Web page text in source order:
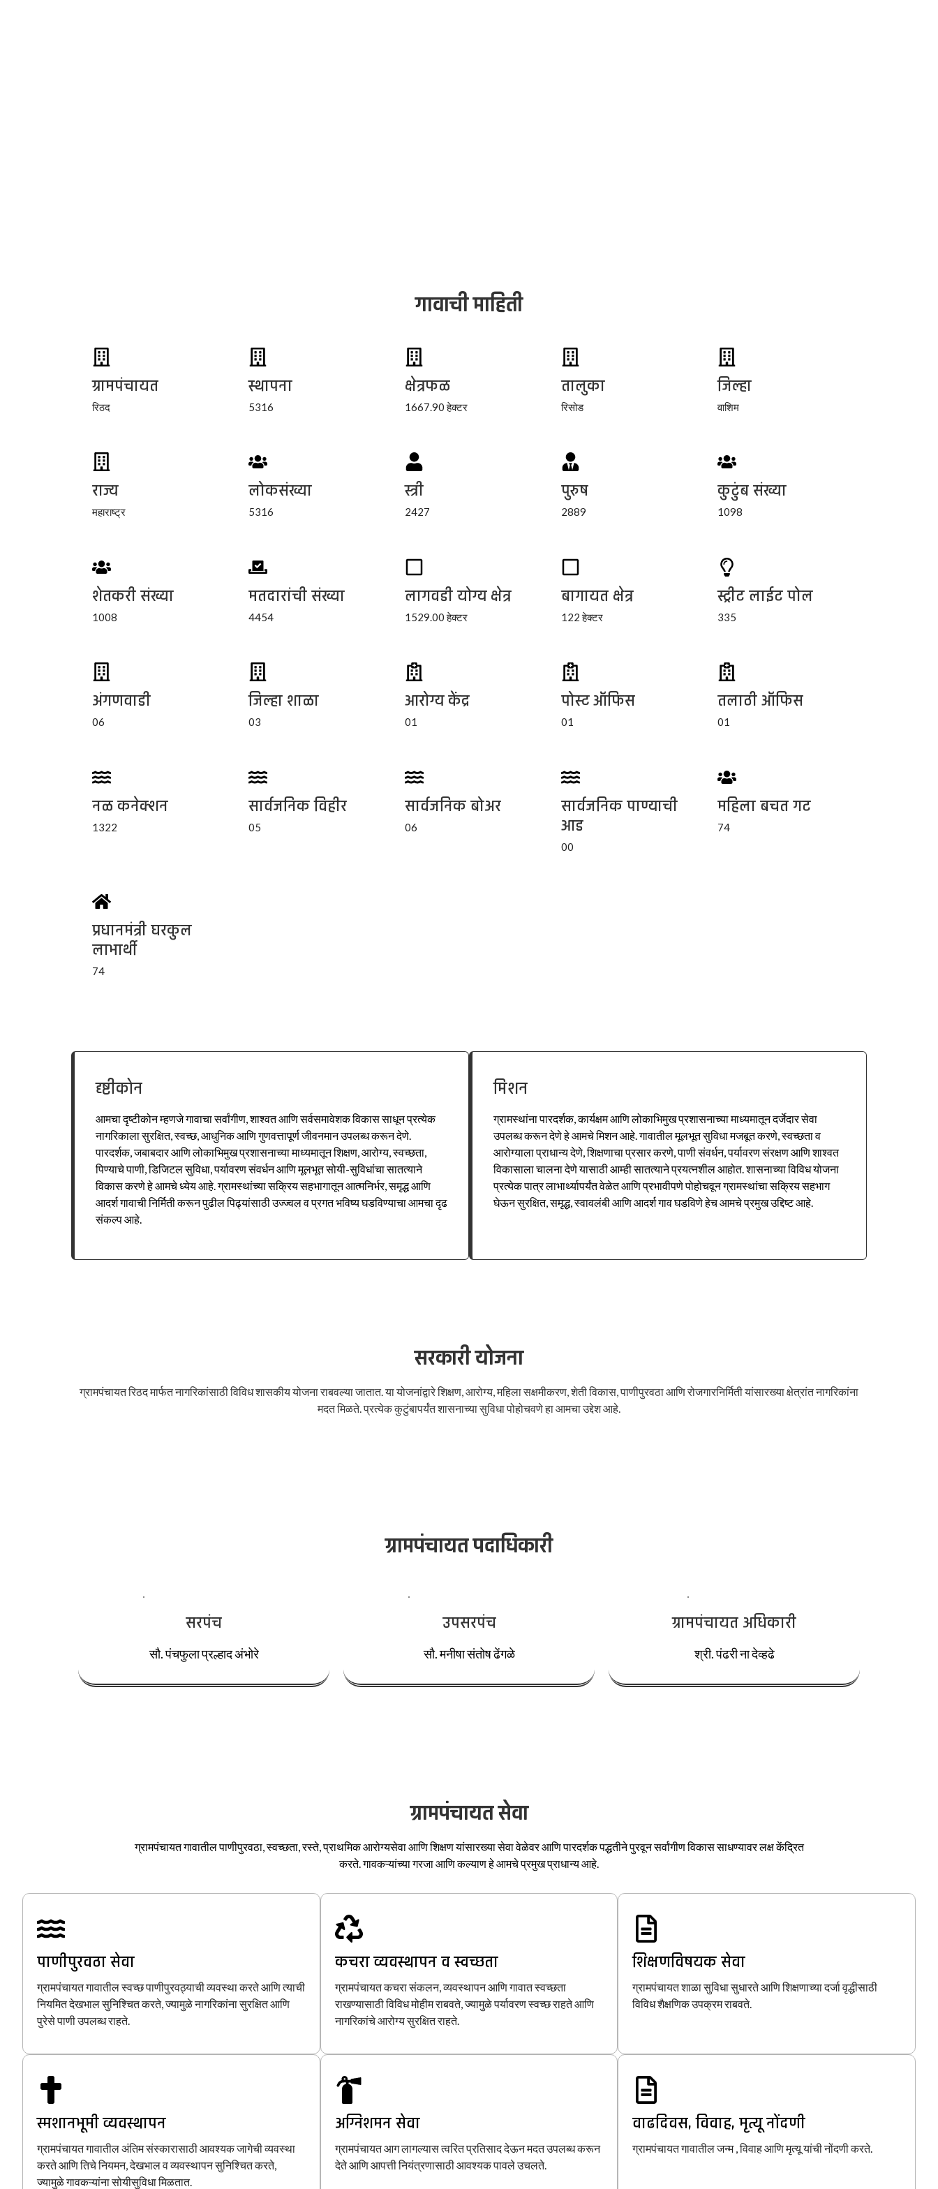
गावाची माहिती
ग्रामपंचायत
रिठद
स्थापना
5316
क्षेत्रफळ
1667.90 हेक्टर
तालुका
रिसोड
जिल्हा
वाशिम
राज्य
महाराष्ट्र
लोकसंख्या
5316
स्त्री
2427
पुरुष
2889
कुटुंब संख्या
1098
शेतकरी संख्या
1008
मतदारांची संख्या
4454
लागवडी योग्य क्षेत्र
1529.00 हेक्टर
बागायत क्षेत्र
122 हेक्टर
स्ट्रीट लाईट पोल
335
अंगणवाडी
06
जिल्हा शाळा
03
आरोग्य केंद्र
01
पोस्ट ऑफिस
01
तलाठी ऑफिस
01
नळ कनेक्शन
1322
सार्वजनिक विहीर
05
सार्वजनिक बोअर
06
सार्वजनिक पाण्याची
आड
00
महिला बचत गट
74
प्रधानमंत्री घरकुल
लाभार्थी
74
दृष्टीकोन
आमचा दृष्टीकोन म्हणजे गावाचा सर्वांगीण, शाश्वत आणि सर्वसमावेशक विकास साधून प्रत्येक
नागरिकाला सुरक्षित, स्वच्छ, आधुनिक आणि गुणवत्तापूर्ण जीवनमान उपलब्ध करून देणे.
पारदर्शक, जबाबदार आणि लोकाभिमुख प्रशासनाच्या माध्यमातून शिक्षण, आरोग्य, स्वच्छता,
पिण्याचे पाणी, डिजिटल सुविधा, पर्यावरण संवर्धन आणि मूलभूत सोयी-सुविधांचा सातत्याने
विकास करणे हे आमचे ध्येय आहे. ग्रामस्थांच्या सक्रिय सहभागातून आत्मनिर्भर, समृद्ध आणि
आदर्श गावाची निर्मिती करून पुढील पिढ्यांसाठी उज्ज्वल व प्रगत भविष्य घडविण्याचा आमचा दृढ
संकल्प आहे.
मिशन
ग्रामस्थांना पारदर्शक, कार्यक्षम आणि लोकाभिमुख प्रशासनाच्या माध्यमातून दर्जेदार सेवा
उपलब्ध करून देणे हे आमचे मिशन आहे. गावातील मूलभूत सुविधा मजबूत करणे, स्वच्छता व
आरोग्याला प्राधान्य देणे, शिक्षणाचा प्रसार करणे, पाणी संवर्धन, पर्यावरण संरक्षण आणि शाश्वत
विकासाला चालना देणे यासाठी आम्ही सातत्याने प्रयत्नशील आहोत. शासनाच्या विविध योजना
प्रत्येक पात्र लाभार्थ्यापर्यंत वेळेत आणि प्रभावीपणे पोहोचवून ग्रामस्थांचा सक्रिय सहभाग
घेऊन सुरक्षित, समृद्ध, स्वावलंबी आणि आदर्श गाव घडविणे हेच आमचे प्रमुख उद्दिष्ट आहे.
सरकारी योजना
ग्रामपंचायत रिठद मार्फत नागरिकांसाठी विविध शासकीय योजना राबवल्या जातात. या योजनांद्वारे शिक्षण, आरोग्य, महिला सक्षमीकरण, शेती विकास, पाणीपुरवठा आणि रोजगारनिर्मिती यांसारख्या क्षेत्रांत नागरिकांना
मदत मिळते. प्रत्येक कुटुंबापर्यंत शासनाच्या सुविधा पोहोचवणे हा आमचा उद्देश आहे.
ग्रामपंचायत पदाधिकारी
सरपंच
सौ. पंचफुला प्रल्हाद अंभोरे
उपसरपंच
सौ. मनीषा संतोष ढेंगळे
ग्रामपंचायत अधिकारी
श्री. पंढरी ना देव्हढे
ग्रामपंचायत सेवा
ग्रामपंचायत गावातील पाणीपुरवठा, स्वच्छता, रस्ते, प्राथमिक आरोग्यसेवा आणि शिक्षण यांसारख्या सेवा वेळेवर आणि पारदर्शक पद्धतीने पुरवून सर्वांगीण विकास साधण्यावर लक्ष केंद्रित
करते. गावकऱ्यांच्या गरजा आणि कल्याण हे आमचे प्रमुख प्राधान्य आहे.
पाणीपुरवठा सेवा
ग्रामपंचायत गावातील स्वच्छ पाणीपुरवठ्याची व्यवस्था करते आणि त्याची
नियमित देखभाल सुनिश्चित करते, ज्यामुळे नागरिकांना सुरक्षित आणि
पुरेसे पाणी उपलब्ध राहते.
कचरा व्यवस्थापन व स्वच्छता
ग्रामपंचायत कचरा संकलन, व्यवस्थापन आणि गावात स्वच्छता
राखण्यासाठी विविध मोहीम राबवते, ज्यामुळे पर्यावरण स्वच्छ राहते आणि
नागरिकांचे आरोग्य सुरक्षित राहते.
शिक्षणविषयक सेवा
ग्रामपंचायत शाळा सुविधा सुधारते आणि शिक्षणाच्या दर्जा वृद्धीसाठी
विविध शैक्षणिक उपक्रम राबवते.
स्मशानभूमी व्यवस्थापन
ग्रामपंचायत गावातील अंतिम संस्कारासाठी आवश्यक जागेची व्यवस्था
करते आणि तिचे नियमन, देखभाल व व्यवस्थापन सुनिश्चित करते,
ज्यामुळे गावकऱ्यांना सोयीसुविधा मिळतात.
अग्निशमन सेवा
ग्रामपंचायत आग लागल्यास त्वरित प्रतिसाद देऊन मदत उपलब्ध करून
देते आणि आपत्ती नियंत्रणासाठी आवश्यक पावले उचलते.
वाढदिवस, विवाह, मृत्यू नोंदणी
ग्रामपंचायत गावातील जन्म , विवाह आणि मृत्यू यांची नोंदणी करते.